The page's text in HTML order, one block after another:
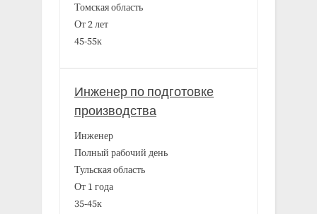
Томская область
От 2 лет
45-55к
Инженер по подготовке
производства
Инженер
Полный рабочий день
Тульская область
От 1 года
35-45к